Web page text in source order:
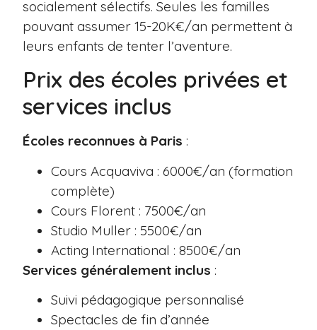
socialement sélectifs. Seules les familles
pouvant assumer 15-20K€/an permettent à
leurs enfants de tenter l’aventure.
Prix des écoles privées et
services inclus
Écoles reconnues à Paris :
Cours Acquaviva : 6000€/an (formation
complète)
Cours Florent : 7500€/an
Studio Muller : 5500€/an
Acting International : 8500€/an
Services généralement inclus :
Suivi pédagogique personnalisé
Spectacles de fin d’année